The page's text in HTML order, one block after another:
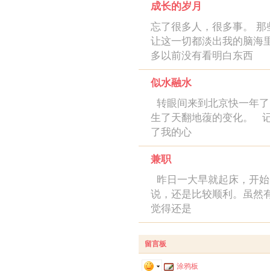
成长的岁月
忘了很多人，很多事。
让这一切都淡出我的脑海
多以前没有看明白东西
似水融水
转眼间来到北京快一年
生了天翻地蕧的变化。
了我的心
兼职
昨日一大早就起床，开
说，还是比较顺利。虽然
觉得还是
留言板
涂鸦板